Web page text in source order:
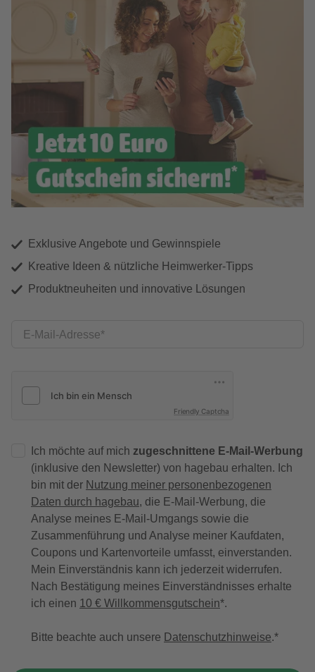
Exklusive Angebote und Gewinnspiele
Kreative Ideen & nützliche Heimwerker-Tipps
Produktneuheiten und innovative Lösungen
E-Mail-Adresse
Friendly Captcha
Ich möchte auf mich zugeschnittene E-Mail-Werbung
(inklusive den Newsletter) von hagebau erhalten. Ich
bin mit der Nutzung meiner personenbezogenen
Daten durch hagebau, die E-Mail-Werbung, die
Analyse meines E-Mail-Umgangs sowie die
Zusammenführung und Analyse meiner Kaufdaten,
Coupons und Kartenvorteile umfasst, einverstanden.
Mein Einverständnis kann ich jederzeit widerrufen.
Nach Bestätigung meines Einverständnisses erhalte
ich einen 10 € Willkommensgutschein*.
Bitte beachte auch unsere Datenschutzhinweise.